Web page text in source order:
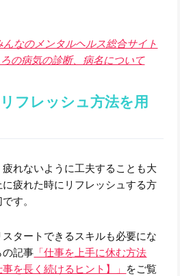
んなのメンタルヘルス総合サイト
の病気の診断、病名について
フレッシュ方法を用
れないように工夫することも大
疲れた時にリフレッシュする方
す。
タートできるスキルも必要にな
の記事 「仕事を上手に休む方法
を長く続けるヒント】」 をご覧